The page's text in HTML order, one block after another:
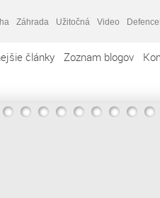
Záhrada Užitočná Video
články Zoznam blogov